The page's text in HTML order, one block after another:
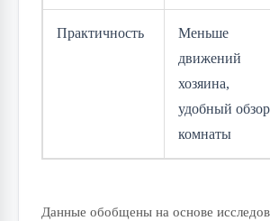
Практичность
Меньше
движений
хозяина,
удобный обзор
комнаты
Данные обобщены на основе